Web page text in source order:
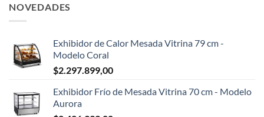
NOVEDADES
Exhibidor de Calor Mesada Vitrina 79 cm -
Modelo Coral
$2.297.899,00
Exhibidor Frío de Mesada Vitrina 70 cm - Modelo
Aurora